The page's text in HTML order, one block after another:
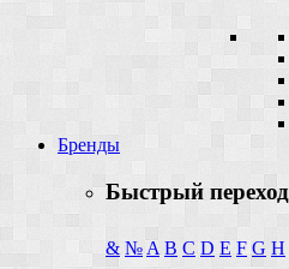
Бренды
Быстрый переход
& № A B C D E F G H